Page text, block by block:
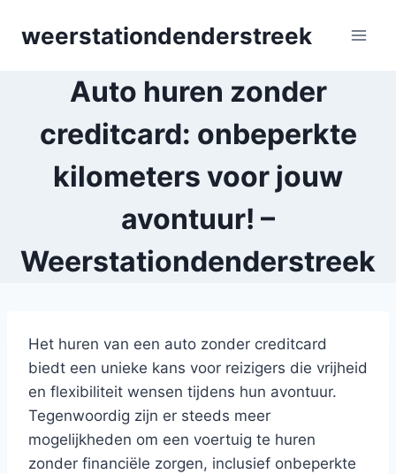
weerstationdenderstreek
Auto huren zonder
creditcard: onbeperkte
kilometers voor jouw
avontuur! –
Weerstationdenderstreek
Het huren van een auto zonder creditcard
biedt een unieke kans voor reizigers die vrijheid
en flexibiliteit wensen tijdens hun avontuur.
Tegenwoordig zijn er steeds meer
mogelijkheden om een voertuig te huren
zonder financiële zorgen, inclusief onbeperkte